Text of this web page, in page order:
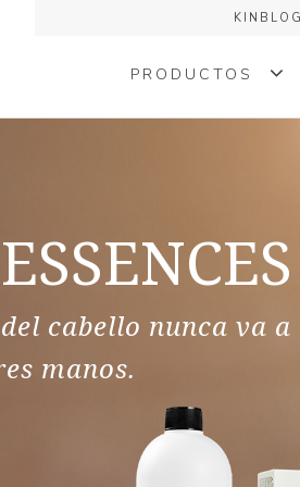
KINBLOG
PRODUCTOS
KINMEN
cabello nunca va a
manos.